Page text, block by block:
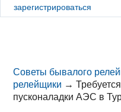
зарегистрироваться
Советы бывалого
релейщики →
пусконаладки АЭС в